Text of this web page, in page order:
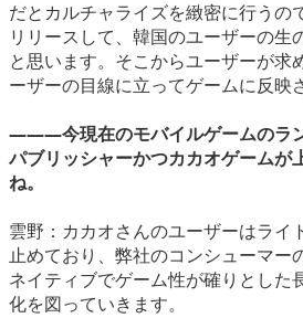
だとカルチャライズを緻密に行うの
リリースして、韓国のユーザーの生
と思います。そこからユーザーが求
ーザーの目線に立ってゲームに反映
―――今現在のモバイルゲームのラ
パブリッシャーかつカカオゲームが
ね。
雲野：カカオさんのユーザーはライ
止めており、弊社のコンシューマー
ネイティブでゲーム性が確りとした
化を図っていきます。